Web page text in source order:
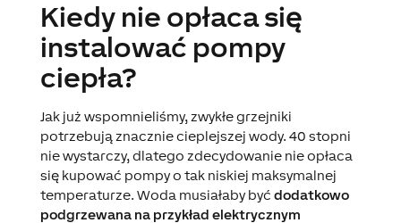
Kiedy nie opłaca się
instalować pompy
ciepła?
Jak już wspomnieliśmy, zwykłe grzejniki
potrzebują znacznie cieplejszej wody. 40 stopni
nie wystarczy, dlatego zdecydowanie nie opłaca
się kupować pompy o tak niskiej maksymalnej
temperaturze. Woda musiałaby być dodatkowo
podgrzewana na przykład elektrycznym